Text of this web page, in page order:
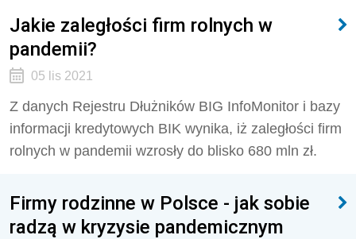
Jakie zaległości firm rolnych w
pandemii?
05 lis 2021
Z danych Rejestru Dłużników BIG InfoMonitor i bazy
informacji kredytowych BIK wynika, iż zaległości firm
rolnych w pandemii wzrosły do blisko 680 mln zł.
Firmy rodzinne w Polsce - jak sobie
radzą w kryzysie pandemicznym